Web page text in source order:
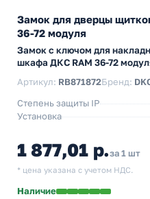
Замок для дверцы
36-72 модуля
Замок с ключом для
шкафа ДКС RAM 36-72
Артикул: RB871872Бренд:
Степень защиты IP
Установка
1 877,01 р.за 1 шт
* цена указана с учетом НДС.
Наличие